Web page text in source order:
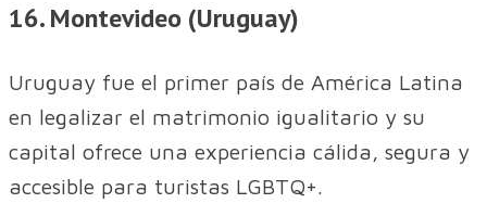
16. Montevideo (Uruguay)
Uruguay fue el primer país de América Latina
en legalizar el matrimonio igualitario y su
capital ofrece una experiencia cálida, segura y
accesible para turistas LGBTQ+.